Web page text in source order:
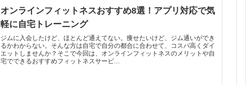
オンラインフィットネスおすすめ8選！アプリ対応で気
軽に自宅トレーニング
ジムに入会したけど、ほとんど通えてない。痩せたいけど、ジム通いができ
るかわからない。そんな方は自宅で自分の都合に合わせて、コスパ高くダイ
エットしませんか？そこで今回は、オンラインフィットネスのメリットや自
宅でできるおすすめフィットネスサービ...